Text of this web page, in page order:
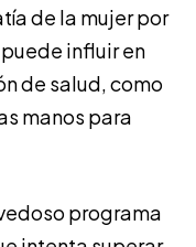
de la mujer por
influir en
de salud, como
manos para
programa